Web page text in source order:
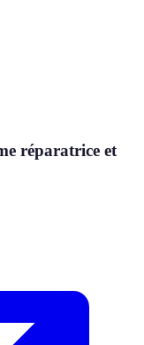
réparatrice et